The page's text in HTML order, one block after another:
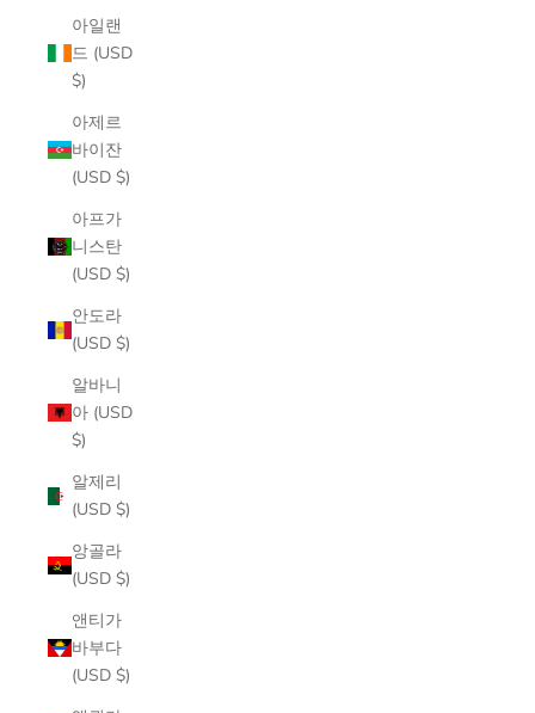
아일랜
드 (USD
$)
아제르
바이잔
(USD $)
아프가
니스탄
(USD $)
안도라
(USD $)
알바니
아 (USD
$)
알제리
(USD $)
앙골라
(USD $)
앤티가
바부다
(USD $)